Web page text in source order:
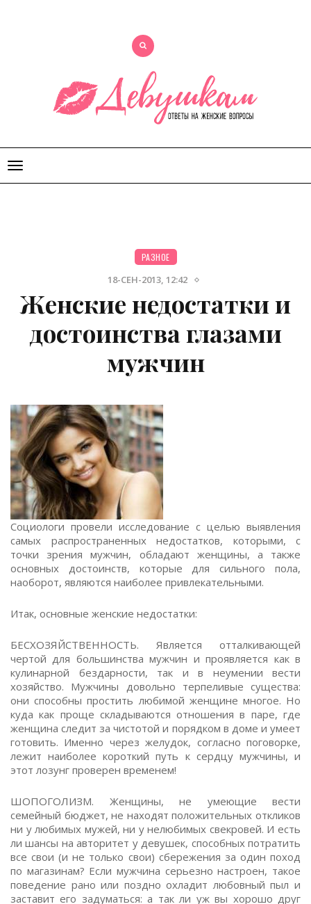
Открыть
меню
РАЗНОЕ
18-СЕН-2013, 12:42
Женские недостатки и
достоинства глазами
мужчин
Социологи провели исследование с целью выявления
самых распространенных недостатков, которыми, с
точки зрения мужчин, обладают женщины, а также
основных достоинств, которые для сильного пола,
наоборот, являются наиболее привлекательными.
Итак, основные женские недостатки:
БЕСХОЗЯЙСТВЕННОСТЬ. Является отталкивающей
чертой для большинства мужчин и проявляется как в
кулинарной бездарности, так и в неумении вести
хозяйство. Мужчины довольно терпеливые существа:
они способны простить любимой женщине многое. Но
куда как проще складываются отношения в паре, где
женщина следит за чистотой и порядком в доме и умеет
готовить. Именно через желудок, согласно поговорке,
лежит наиболее короткий путь к сердцу мужчины, и
этот лозунг проверен временем!
ШОПОГОЛИЗМ. Женщины, не умеющие вести
семейный бюджет, не находят положительных откликов
ни у любимых мужей, ни у нелюбимых свекровей. И есть
ли шансы на авторитет у девушек, способных потратить
все свои (и не только свои) сбережения за один поход
по магазинам? Если мужчина серьезно настроен, такое
поведение рано или поздно охладит любовный пыл и
заставит его задуматься: а так ли уж вы хорошо друг